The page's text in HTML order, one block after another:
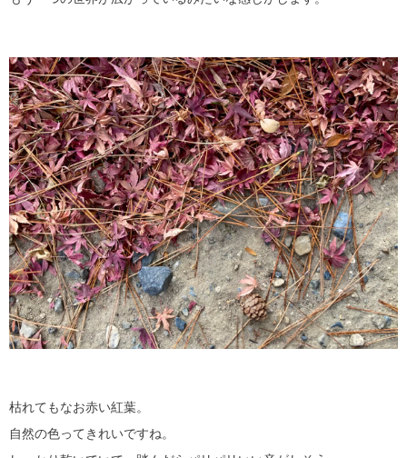
枯れてもなお赤い紅葉。
自然の色ってきれいですね。